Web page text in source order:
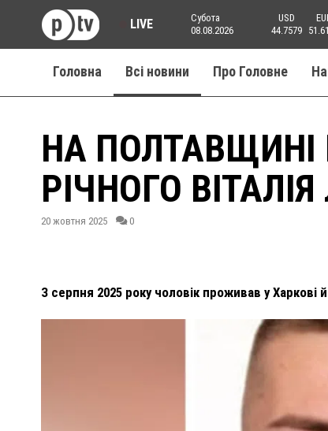
LIVE
Субота
08.08.2026
USD
44.7579
Головна Всі новини Про Головне
НА
РІЧНОГО
20 жовтня 2025 0
З серпня 2025 року чоловік проживав у Харкові